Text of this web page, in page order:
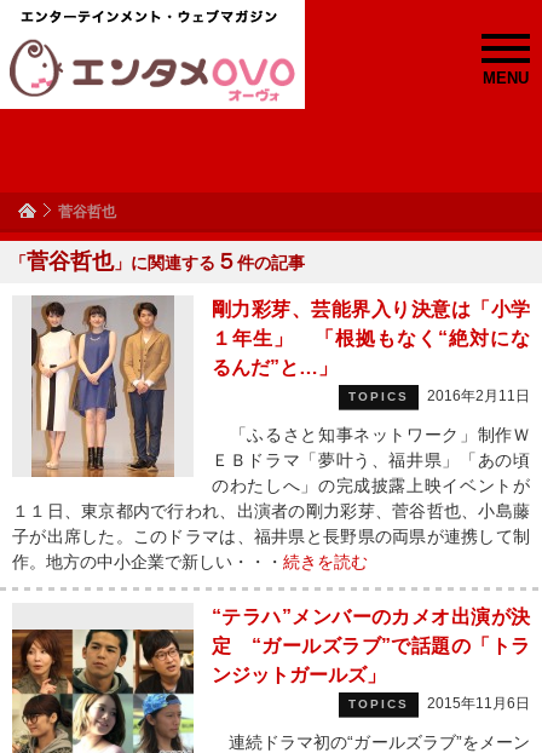
MENU
菅谷哲也
「菅谷哲也」に関連する ５件の記事
剛力彩芽、芸能界入り決意は「小学
１年生」 「根拠もなく“絶対にな
るんだ”と…」
TOPICS 2016年2月11日
「ふるさと知事ネットワーク」制作Ｗ
ＥＢドラマ「夢叶う、福井県」「あの頃
のわたしへ」の完成披露上映イベントが
１１日、東京都内で行われ、出演者の剛力彩芽、菅谷哲也、小島藤
子が出席した。このドラマは、福井県と長野県の両県が連携して制
作。地方の中小企業で新しい・・・ 続きを読む
“テラハ”メンバーのカメオ出演が決
定 “ガールズラブ”で話題の「トラ
ンジットガールズ」
TOPICS 2015年11月6日
連続ドラマ初の“ガールズラブ”をメーン